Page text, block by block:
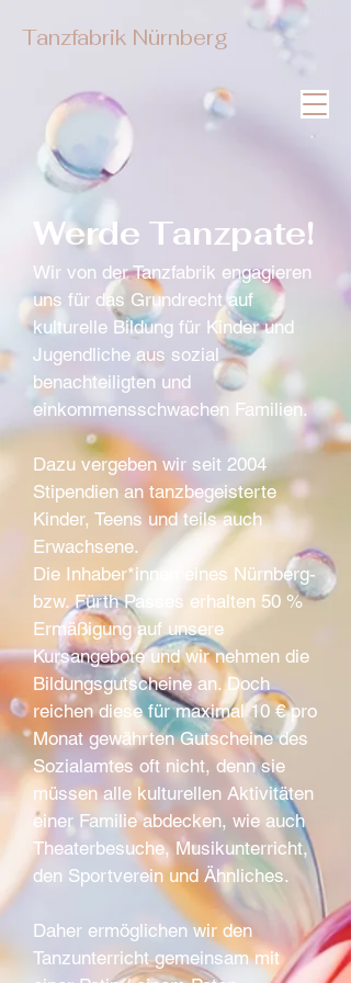
Tanzfabrik Nürnberg
Werde Tanzpate!
Wir von der Tanzfabrik engagieren
uns für das Grundrecht auf
kulturelle Bildung für Kinder und
Jugendliche aus sozial
benachteiligten und
einkommensschwachen Familien.
Dazu vergeben wir seit 2004
Stipendien an tanzbegeisterte
Kinder, Teens und teils auch
Erwachsene.
Die Inhaber*innen eines Nürnberg-
bzw. Fürth Passes erhalten 50 %
Ermäßigung auf unsere
Kursangebote und wir nehmen die
Bildungsgutscheine an. Doch
reichen diese für maximal 10 € pro
Monat gewährten Gutscheine des
Sozialamtes oft nicht, denn sie
müssen alle kulturellen Aktivitäten
einer Familie abdecken, wie auch
Theaterbesuche, Musikunterricht,
den Sportverein und Ähnliches.
Daher ermöglichen wir den
Tanzunterricht gemeinsam mit